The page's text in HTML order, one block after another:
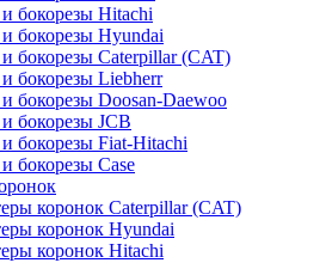
бокорезы Hitachi
бокорезы Hyundai
бокорезы Caterpillar (CAT)
бокорезы Liebherr
бокорезы Doosan-Daewoo
бокорезы JCB
бокорезы Fiat-Hitachi
бокорезы Case
коронок Caterpillar (CAT)
коронок Hyundai
коронок Hitachi